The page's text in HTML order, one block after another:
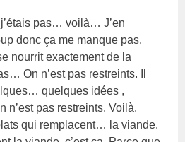
pas… voilà… J’en
donc ça me manque pas.
nourrit exactement de la
On n’est pas restreints. Il
quelques idées ,
n’est pas restreints. Voilà.
qui remplacent… la viande.